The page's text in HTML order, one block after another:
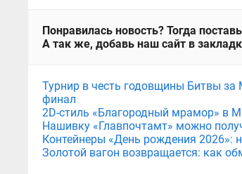
Понравилась новость? Тогда
А так же, добавь наш сайт в
Турнир в честь годовщины Битвы за
финал
2D-стиль «Благородный мрамор» в
Нашивку «Главпочтамт» можно
Контейнеры «День рождения 2026»:
Золотой вагон возвращается: как